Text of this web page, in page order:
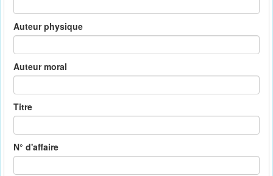
Auteur physique
Auteur moral
Titre
N° d'affaire